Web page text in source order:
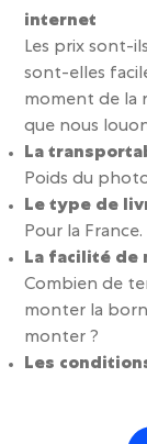
internet
Les prix sont-
sont-elles
moment de la
que nous
La
Poids du
Le type de
Pour la France.
La facilité de
Combien de
monter la
monter ?
Les